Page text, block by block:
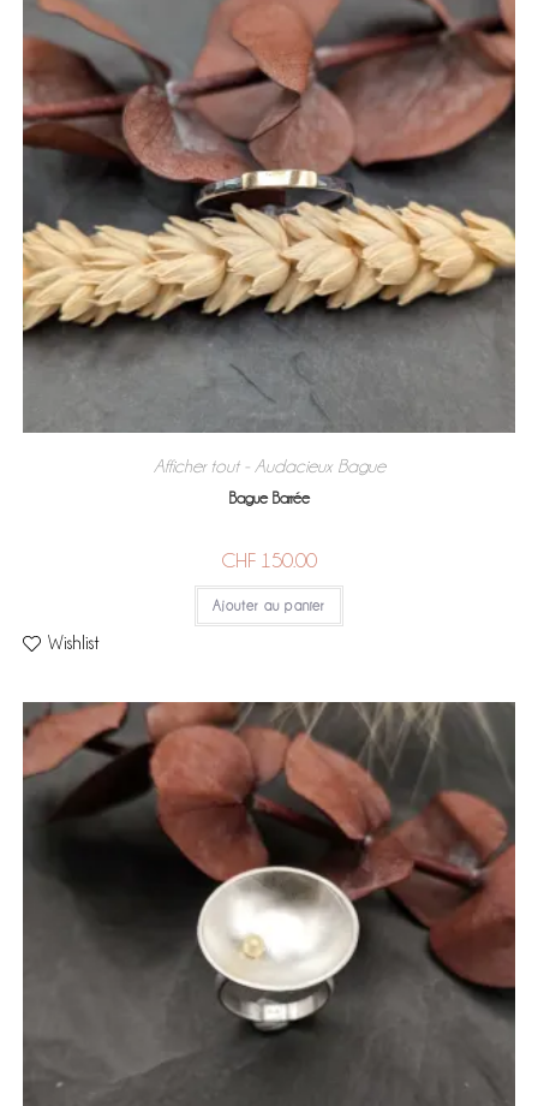
Afficher tout - Audacieux, Bague
Bague Barrée
CHF 150.00
Ajouter au panier
Wishlist